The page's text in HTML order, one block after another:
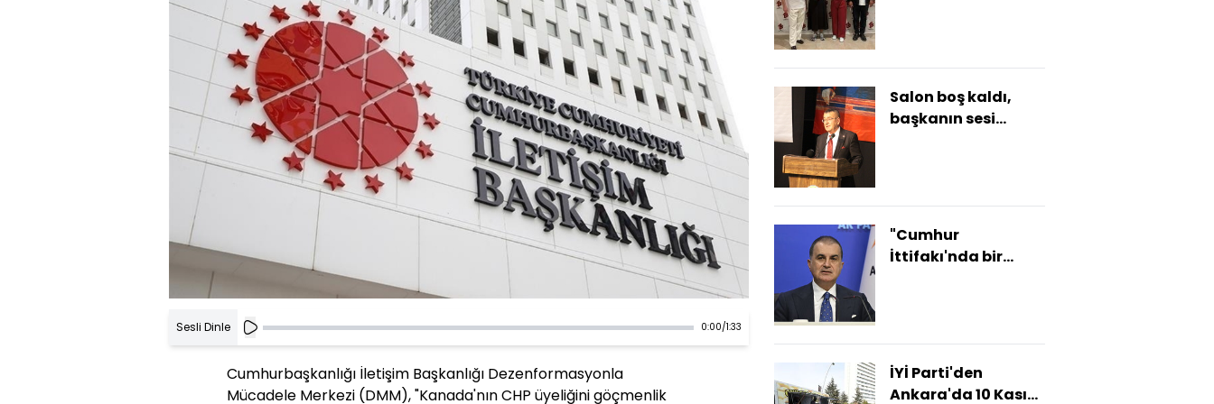
Sesli Dinle 0:00/1:33
Cumhurbaşkanlığı İletişim Başkanlığı Dezenformasyonla
Mücadele Merkezi (DMM), "Kanada'nın CHP üyeliğini göçmenlik
Salon boş kaldı,
başkanın sesi
"Cumhur
İttifakı'nda bir
İYİ Parti'den
Ankara'da 10 Kasım